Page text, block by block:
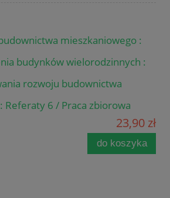
mieszkaniowego :
budynków wielorodzinnych :
rozwoju budownictwa
Referaty 6 / Praca zbiorowa
23,90 zł
do koszyka